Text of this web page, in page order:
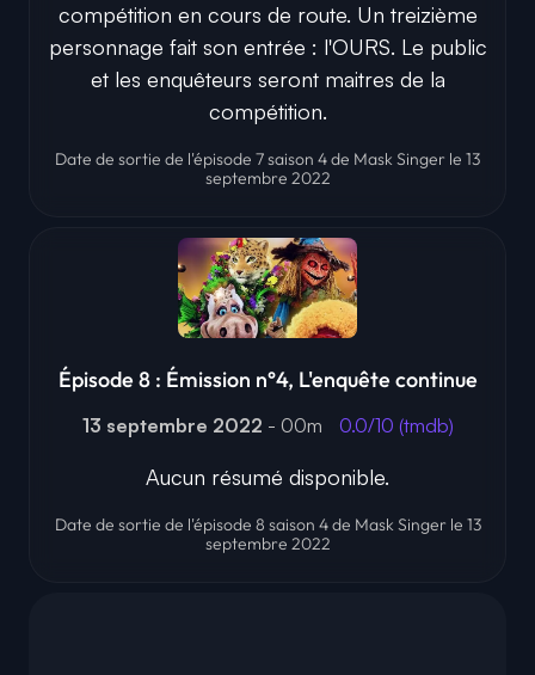
compétition en cours de route. Un treizième
personnage fait son entrée : l'OURS. Le public
et les enquêteurs seront maitres de la
compétition.
Date de sortie de l'épisode 7 saison 4 de Mask Singer le 13
septembre 2022
Épisode 8 : Émission n°4, L'enquête continue
13 septembre 2022 - 00m 0.0/10 (tmdb)
Aucun résumé disponible.
Date de sortie de l'épisode 8 saison 4 de Mask Singer le 13
septembre 2022